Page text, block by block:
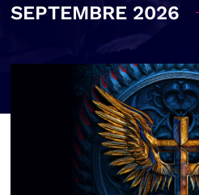
SEPTEMBRE 2026